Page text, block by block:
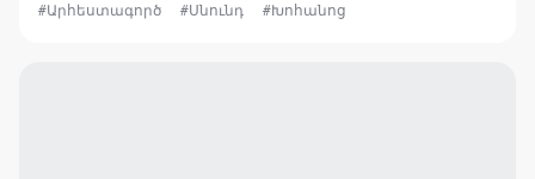
#Արհեստագործ #Սնունդ #Խոհանոց